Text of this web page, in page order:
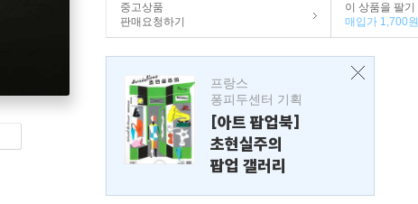
중고상품
판매요청하기
이 상품을 팔기
매입가 1,700원
프랑스
퐁피두센터 기획
[아트 팝업북]
초현실주의
팝업 갤러리